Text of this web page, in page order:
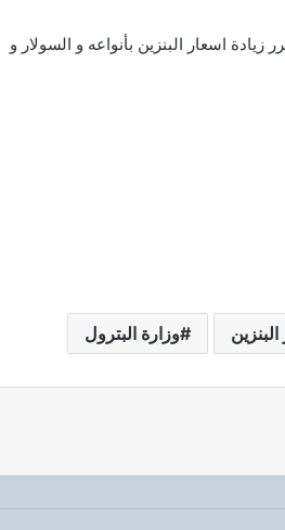
من الساعه السادسة صباح يوم الخميس الموافق ٢٥ – ٠٧ – ٢٠٢٤ تقرر زيادة اسعار البنزين بأنواعه و السولار و
وزارة البترول